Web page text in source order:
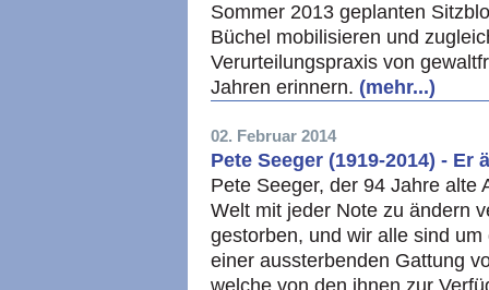
Sommer 2013 geplanten
Büchel mobilisieren und
Verurteilungspraxis von
Jahren erinnern. (mehr...)
02. Februar 2014
Pete Seeger (1919-2014) -
Pete Seeger, der 94 Jahre alte
Welt mit jeder Note zu ändern
gestorben, und wir alle sind
einer aussterbenden Gattung
welche von den ihnen zur